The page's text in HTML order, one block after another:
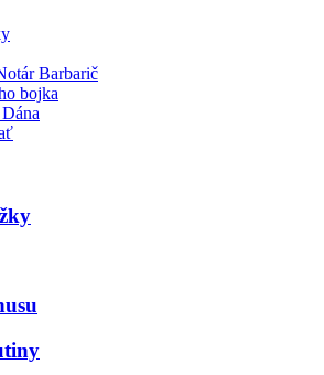
Barbarič
bojka